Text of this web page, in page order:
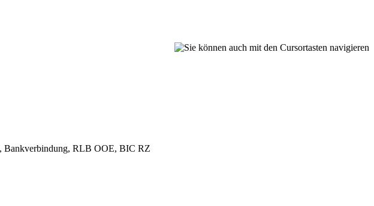
Bankverbindung, RLB OOE, BIC RZ